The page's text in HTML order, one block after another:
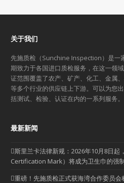
关于我们
先施质检（Sunchine Inspection）是一
期致力于各国进口质检服务，在这一领
证范围覆盖了农产、矿产、化工、金属
等多个行业的供应链上下游。可以为您
括测试、检验、认证在内的一系列服务。
最新新闻
斯里兰卡法律新规：2026年10月8日起
Certification Mark）将成为卫生巾的强
重磅！先施质检正式获海湾合作委员